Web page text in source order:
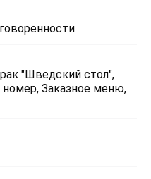
"Шведский стол",
Заказное меню,